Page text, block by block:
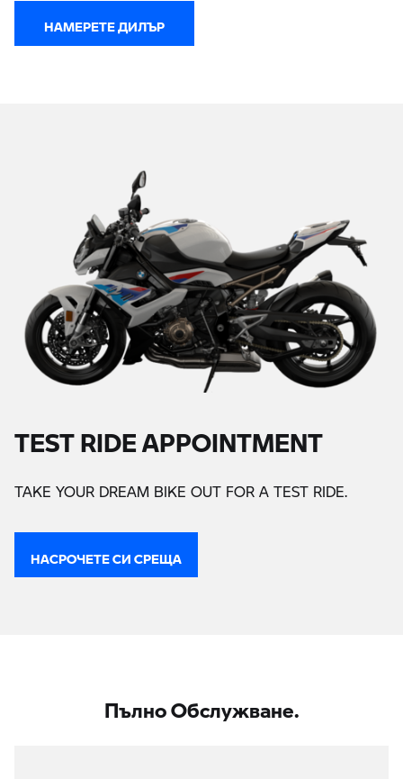
НАМЕРЕТЕ ДИЛЪР
TEST RIDE APPOINTMENT
TAKE YOUR DREAM BIKE OUT FOR A TEST RIDE.
НАСРОЧЕТЕ СИ СРЕЩА
Пълно Обслужване.